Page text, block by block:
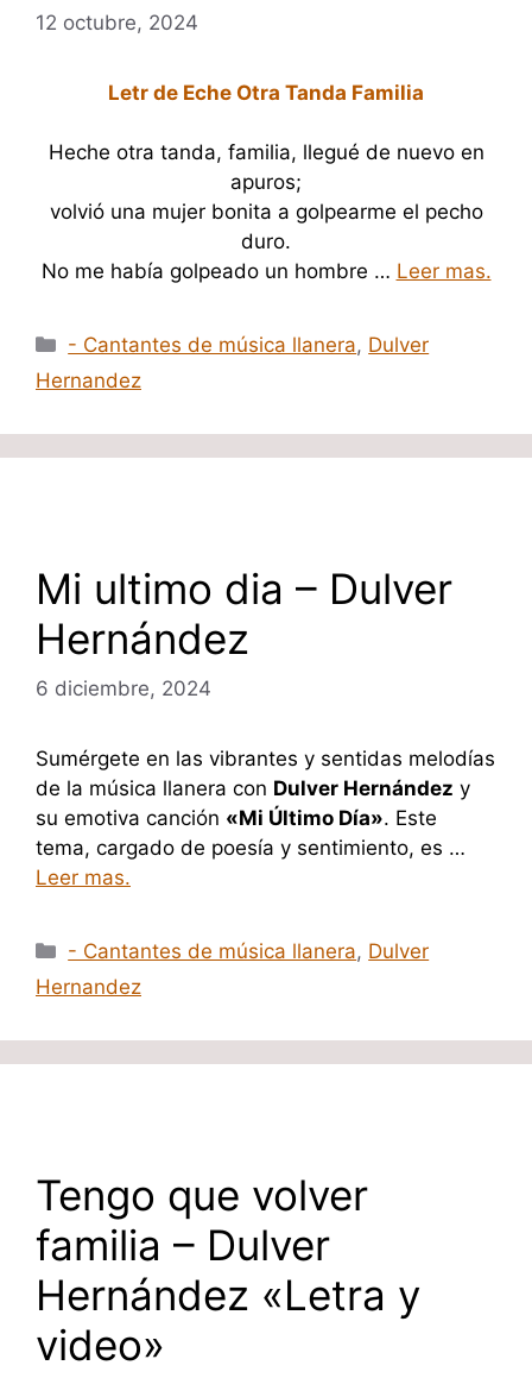
12 octubre, 2024
Letr de Eche Otra Tanda Familia
Heche otra tanda, familia, llegué de nuevo en
apuros;
volvió una mujer bonita a golpearme el pecho
duro.
No me había golpeado un hombre … Leer mas.
Categorías
- Cantantes de música llanera, Dulver
Hernandez
Mi ultimo dia – Dulver
Hernández
6 diciembre, 2024
Sumérgete en las vibrantes y sentidas melodías
de la música llanera con Dulver Hernández y
su emotiva canción «Mi Último Día». Este
tema, cargado de poesía y sentimiento, es …
Leer mas.
Categorías
- Cantantes de música llanera, Dulver
Hernandez
Tengo que volver
familia – Dulver
Hernández «Letra y
video»